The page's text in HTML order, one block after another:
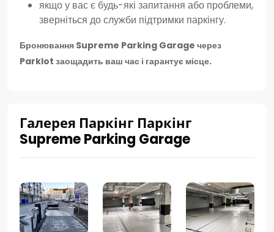
якщо у вас є будь-які запитання або проблеми,
зверніться до служби підтримки паркінгу.
Бронювання Supreme Parking Garage через
Parklot заощадить ваш час і гарантує місце.
Галерея Паркінг Паркінг
Supreme Parking Garage